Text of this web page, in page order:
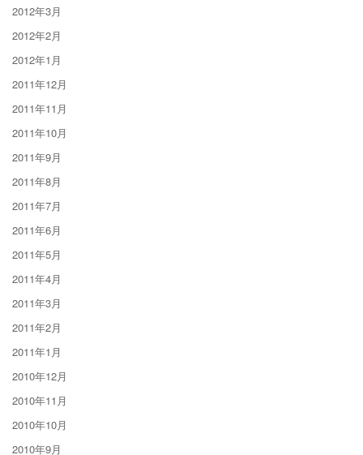
2012年3月
2012年2月
2012年1月
2011年12月
2011年11月
2011年10月
2011年9月
2011年8月
2011年7月
2011年6月
2011年5月
2011年4月
2011年3月
2011年2月
2011年1月
2010年12月
2010年11月
2010年10月
2010年9月